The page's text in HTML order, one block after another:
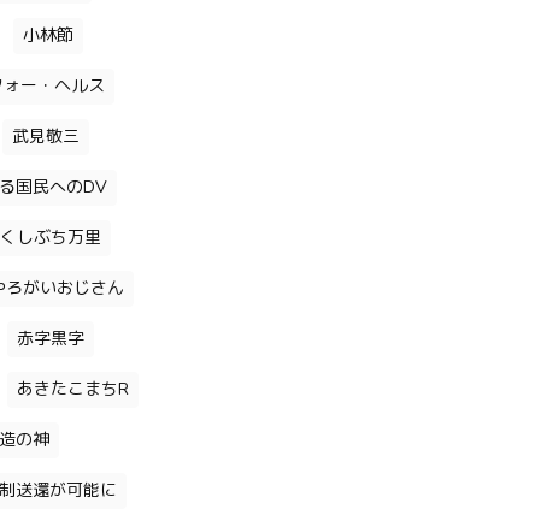
小林節
ー・ヘルス
武見敬三
国民へのDV
くしぶち万里
ろがいおじさん
赤字黒字
あきたこまちR
の神
送還が可能に